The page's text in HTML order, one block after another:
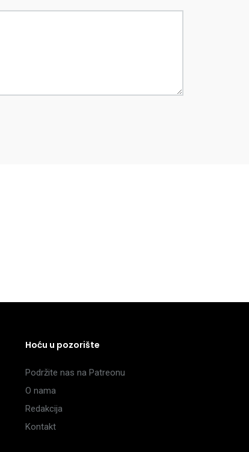
Hoću u pozorište
Podržite nas na Patreonu
O nama
Redakcija
Kontakt